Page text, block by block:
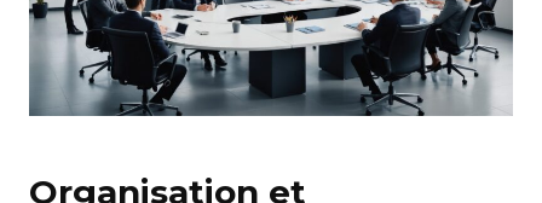
Organisation et